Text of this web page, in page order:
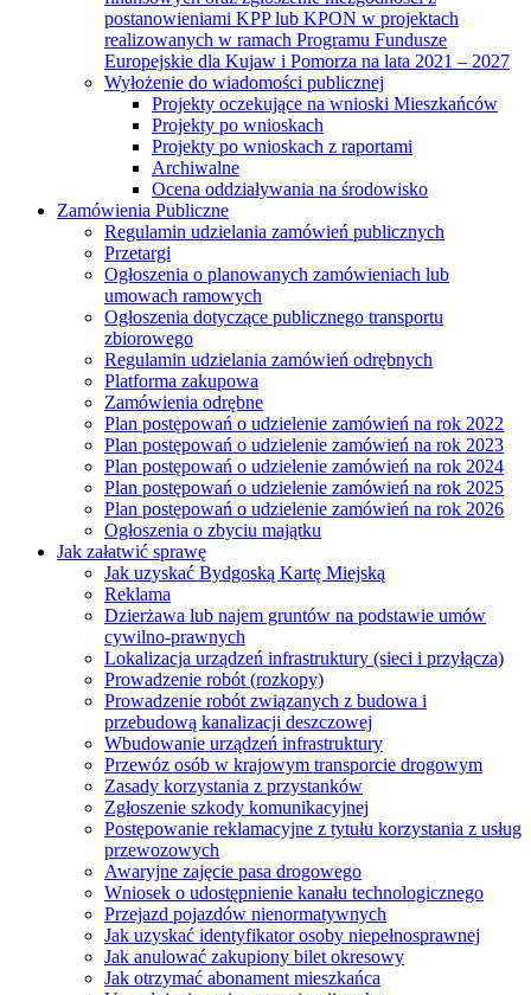
postanowieniami KPP lub KPON w projektach
realizowanych w ramach Programu Fundusze
Europejskie dla Kujaw i Pomorza na lata 2021 – 2027
Wyłożenie do wiadomości publicznej
Projekty oczekujące na wnioski Mieszkańców
Projekty po wnioskach
Projekty po wnioskach z raportami
Archiwalne
Ocena oddziaływania na środowisko
Zamówienia Publiczne
Regulamin udzielania zamówień publicznych
Przetargi
Ogłoszenia o planowanych zamówieniach lub
umowach ramowych
Ogłoszenia dotyczące publicznego transportu
zbiorowego
Regulamin udzielania zamówień odrębnych
Platforma zakupowa
Zamówienia odrębne
Plan postępowań o udzielenie zamówień na rok 2022
Plan postępowań o udzielenie zamówień na rok 2023
Plan postępowań o udzielenie zamówień na rok 2024
Plan postępowań o udzielenie zamówień na rok 2025
Plan postępowań o udzielenie zamówień na rok 2026
Ogłoszenia o zbyciu majątku
Jak załatwić sprawę
Jak uzyskać Bydgoską Kartę Miejską
Reklama
Dzierżawa lub najem gruntów na podstawie umów
cywilno-prawnych
Lokalizacja urządzeń infrastruktury (sieci i przyłącza)
Prowadzenie robót (rozkopy)
Prowadzenie robót związanych z budowa i
przebudową kanalizacji deszczowej
Wbudowanie urządzeń infrastruktury
Przewóz osób w krajowym transporcie drogowym
Zasady korzystania z przystanków
Zgłoszenie szkody komunikacyjnej
Postępowanie reklamacyjne z tytułu korzystania z usług
przewozowych
Awaryjne zajęcie pasa drogowego
Wniosek o udostępnienie kanału technologicznego
Przejazd pojazdów nienormatywnych
Jak uzyskać identyfikator osoby niepełnosprawnej
Jak anulować zakupiony bilet okresowy
Jak otrzymać abonament mieszkańca